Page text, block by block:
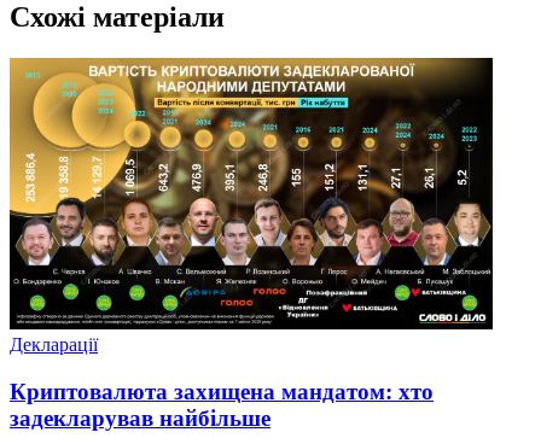
Схожі матеріали
Декларації
Криптовалюта захищена мандатом: хто
задекларував найбільше